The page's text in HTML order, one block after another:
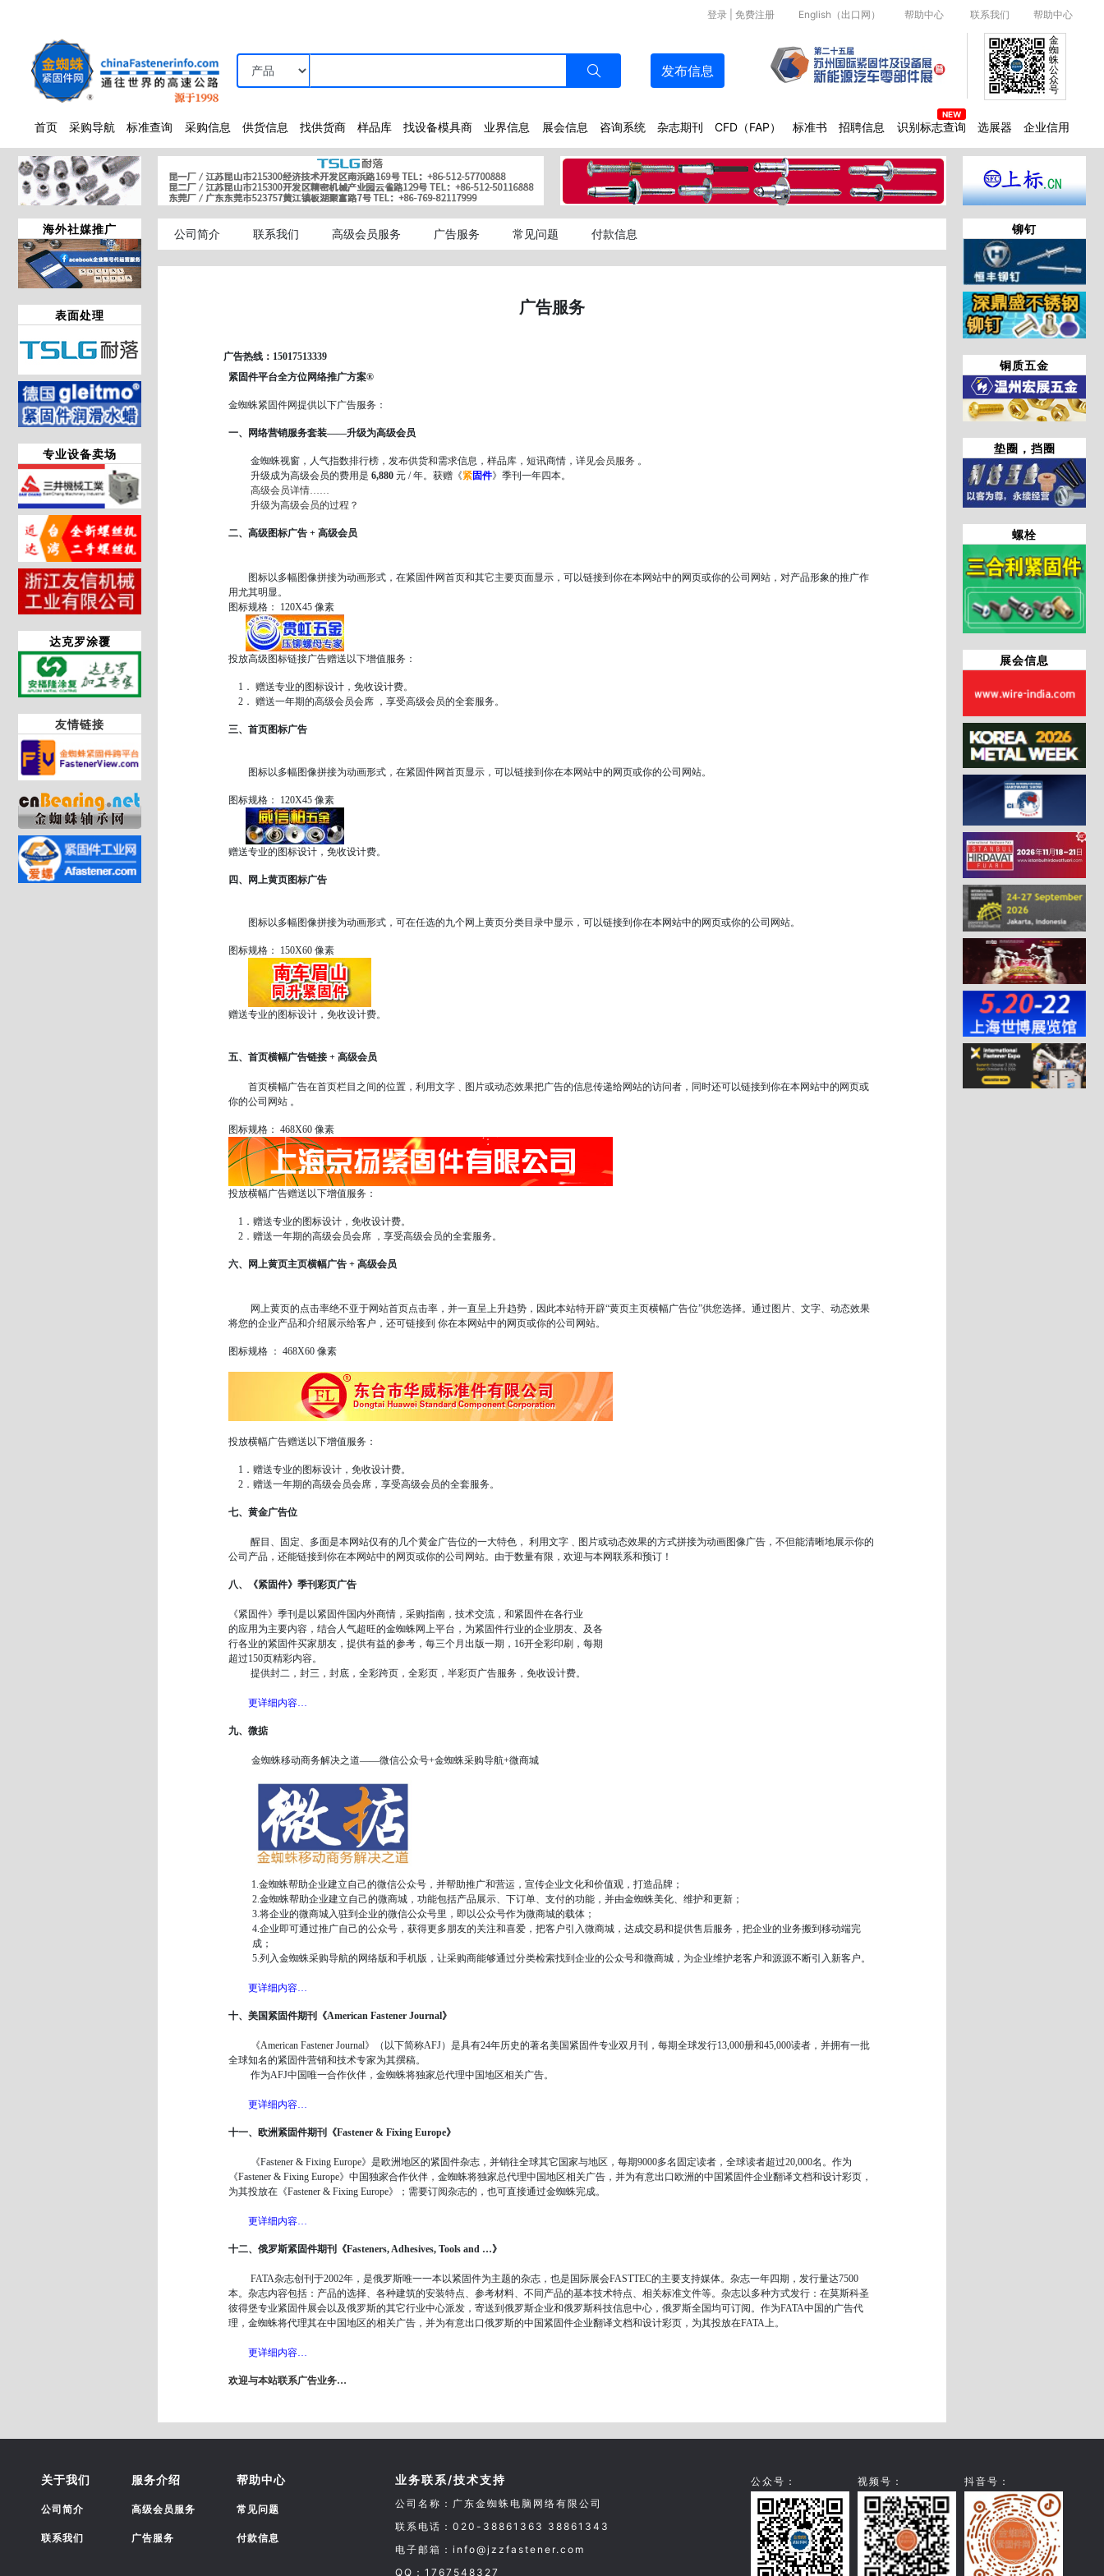
English（出口网） 帮助中心 联系我们 帮助中心
登录 免费注册
发布信息
首页 采购导航 标准查询 采购信息 供货信息 找供货商 样品库 找设备模具商 业界信息 展会信息 咨询系统 杂志期刊 CFD（FAP） 标准书 招聘信息 识别标志查询 选展器 企业信用
金
蜘
蛛
公
众
号
海外社媒推广
表面处理
专业设备卖场
达克罗涂覆
友情链接
铆钉
铜质五金
垫圈，挡圈
螺栓
展会信息
公司简介 联系我们 高级会员服务 广告服务 常见问题 付款信息
广告服务
广告热线：15017513339
紧固件平台全方位网络推广方案®
金蜘蛛紧固件网提供以下广告服务：
一、网络营销服务套装——升级为高级会员
金蜘蛛视窗，人气指数排行榜，发布供货和需求信息，样品库，短讯商情，详见会员服务 。
升级成为高级会员的费用是 6,880 元 / 年。获赠《紧固件》季刊一年四本。
高级会员详情……
升级为高级会员的过程？
二、高级图标广告 + 高级会员
图标以多幅图像拼接为动画形式，在紧固件网首页和其它主要页面显示，可以链接到你在本网站中的网页或你的公司网站，对产品形象的推广作
用尤其明显。
图标规格： 120X45 像素
投放高级图标链接广告赠送以下增值服务：
1． 赠送专业的图标设计，免收设计费。
2． 赠送一年期的高级会员会席 ，享受高级会员的全套服务。
三、首页图标广告
图标以多幅图像拼接为动画形式，在紧固件网首页显示，可以链接到你在本网站中的网页或你的公司网站。
图标规格： 120X45 像素
赠送专业的图标设计，免收设计费。
四、网上黄页图标广告
图标以多幅图像拼接为动画形式，可在任选的九个网上黄页分类目录中显示，可以链接到你在本网站中的网页或你的公司网站。
图标规格： 150X60 像素
赠送专业的图标设计，免收设计费。
五、首页横幅广告链接 + 高级会员
首页横幅广告在首页栏目之间的位置，利用文字﹑图片或动态效果把广告的信息传递给网站的访问者，同时还可以链接到你在本网站中的网页或
你的公司网站 。
图标规格： 468X60 像素
投放横幅广告赠送以下增值服务：
1．赠送专业的图标设计，免收设计费。
2．赠送一年期的高级会员会席 ，享受高级会员的全套服务。
六、网上黄页主页横幅广告 + 高级会员
网上黄页的点击率绝不亚于网站首页点击率，并一直呈上升趋势，因此本站特开辟“黄页主页横幅广告位”供您选择。通过图片、文字、动态效果
将您的企业产品和介绍展示给客户，还可链接到 你在本网站中的网页或你的公司网站。
图标规格 ： 468X60 像素
投放横幅广告赠送以下增值服务：
1．赠送专业的图标设计，免收设计费。
2．赠送一年期的高级会员会席，享受高级会员的全套服务。
七、黄金广告位
醒目、固定、多面是本网站仅有的几个黄金广告位的一大特色， 利用文字﹑图片或动态效果的方式拼接为动画图像广告，不但能清晰地展示你的
公司产品，还能链接到你在本网站中的网页或你的公司网站。由于数量有限，欢迎与本网联系和预订！
八、《紧固件》季刊彩页广告
《紧固件》季刊是以紧固件国内外商情，采购指南，技术交流，和紧固件在各行业
的应用为主要内容，结合人气超旺的金蜘蛛网上平台，为紧固件行业的企业朋友、及各
行各业的紧固件买家朋友，提供有益的参考，每三个月出版一期，16开全彩印刷，每期
超过150页精彩内容。
提供封二，封三，封底，全彩跨页，全彩页，半彩页广告服务，免收设计费。
更详细内容…
九、微掂
金蜘蛛移动商务解决之道——微信公众号+金蜘蛛采购导航+微商城
1.金蜘蛛帮助企业建立自己的微信公众号，并帮助推广和营运，宣传企业文化和价值观，打造品牌；
2.金蜘蛛帮助企业建立自己的微商城，功能包括产品展示、下订单、支付的功能，并由金蜘蛛美化、维护和更新；
3.将企业的微商城入驻到企业的微信公众号里，即以公众号作为微商城的载体；
4.企业即可通过推广自己的公众号，获得更多朋友的关注和喜爱，把客户引入微商城，达成交易和提供售后服务，把企业的业务搬到移动端完
成；
5.列入金蜘蛛采购导航的网络版和手机版，让采购商能够通过分类检索找到企业的公众号和微商城，为企业维护老客户和源源不断引入新客户。
更详细内容…
十、美国紧固件期刊《American Fastener Journal》
《American Fastener Journal》（以下简称AFJ）是具有24年历史的著名美国紧固件专业双月刊，每期全球发行13,000册和45,000读者，并拥有一批
全球知名的紧固件营销和技术专家为其撰稿。
作为AFJ中国唯一合作伙伴，金蜘蛛将独家总代理中国地区相关广告。
更详细内容…
十一、欧洲紧固件期刊《Fastener & Fixing Europe》
《Fastener & Fixing Europe》是欧洲地区的紧固件杂志，并销往全球其它国家与地区，每期9000多名固定读者，全球读者超过20,000名。作为
《Fastener & Fixing Europe》中国独家合作伙伴，金蜘蛛将独家总代理中国地区相关广告，并为有意出口欧洲的中国紧固件企业翻译文档和设计彩页，
为其投放在《Fastener & Fixing Europe》；需要订阅杂志的，也可直接通过金蜘蛛完成。
更详细内容…
十二、俄罗斯紧固件期刊《Fasteners, Adhesives, Tools and …》
FATA杂志创刊于2002年，是俄罗斯唯一一本以紧固件为主题的杂志，也是国际展会FASTTEC的主要支持媒体。杂志一年四期，发行量达7500
本。杂志内容包括：产品的选择、各种建筑的安装特点、参考材料、不同产品的基本技术特点、相关标准文件等。杂志以多种方式发行：在莫斯科圣
彼得堡专业紧固件展会以及俄罗斯的其它行业中心派发，寄送到俄罗斯企业和俄罗斯科技信息中心，俄罗斯全国均可订阅。作为FATA中国的广告代
理，金蜘蛛将代理其在中国地区的相关广告，并为有意出口俄罗斯的中国紧固件企业翻译文档和设计彩页，为其投放在FATA上。
更详细内容…
欢迎与本站联系广告业务…
关于我们
公司简介
联系我们
服务介绍
高级会员服务
广告服务
帮助中心
常见问题
付款信息
业务联系/技术支持
公司名称：广东金蜘蛛电脑网络有限公司
联系电话：020-38861363 38861343
电子邮箱：info@jzzfastener.com
QQ：1767548327
公众号： 视频号： 抖音号：